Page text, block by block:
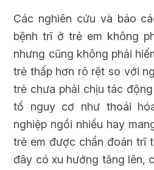
Các nghiên cứu và báo
bệnh trĩ ở trẻ em không
nhưng cũng không phải
trẻ thấp hơn rõ rệt so với
trẻ chưa phải chịu tác
tố nguy cơ như thoái
nghiệp ngồi nhiều hay
trẻ em được chẩn đoán trĩ
đây có xu hướng tăng lên,